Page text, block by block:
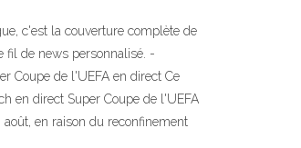
c'est la couverture complète de
fil de news personnalisé. -
Coupe de l'UEFA en direct Ce
en direct Super Coupe de l'UEFA
en raison du reconfinement